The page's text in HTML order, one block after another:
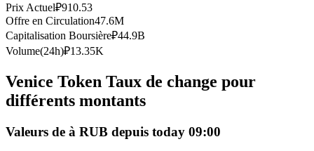
Copie de Trading
Rejoignez les meilleurs traders
Prix Actuel₽910.53
Offre en Circulation47.6M
Capitalisation Boursière₽44.9B
Volume(24h)₽13.35K
Venice Token Taux de change pour
différents montants
Valeurs de à RUB depuis today 09:00